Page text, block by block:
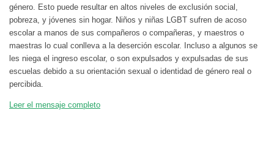
género. Esto puede resultar en altos niveles de exclusión social,
pobreza, y jóvenes sin hogar. Niños y niñas LGBT sufren de acoso
escolar a manos de sus compañeros o compañeras, y maestros o
maestras lo cual conlleva a la deserción escolar. Incluso a algunos se
les niega el ingreso escolar, o son expulsados y expulsadas de sus
escuelas debido a su orientación sexual o identidad de género real o
percibida.
Leer el mensaje completo